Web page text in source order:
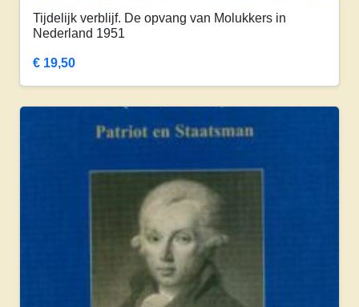
Tijdelijk verblijf. De opvang van Molukkers in
Nederland 1951
€ 19,50